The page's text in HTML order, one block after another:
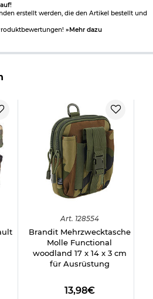
erstellt werden, die den Artikel bestellt und
»Mehr dazu
Art. 128554
Brandit Mehrzwecktasche
Molle Functional
woodland 17 x 14 x 3 cm
für Ausrüstung
13,98€